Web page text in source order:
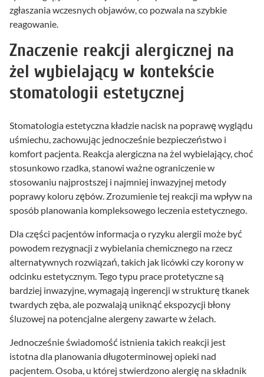
zgłaszania wczesnych objawów, co pozwala na szybkie
reagowanie.
Znaczenie reakcji alergicznej na
żel wybielający w kontekście
stomatologii estetycznej
Stomatologia estetyczna kładzie nacisk na poprawę wyglądu
uśmiechu, zachowując jednocześnie bezpieczeństwo i
komfort pacjenta. Reakcja alergiczna na żel wybielający, choć
stosunkowo rzadka, stanowi ważne ograniczenie w
stosowaniu najprostszej i najmniej inwazyjnej metody
poprawy koloru zębów. Zrozumienie tej reakcji ma wpływ na
sposób planowania kompleksowego leczenia estetycznego.
Dla części pacjentów informacja o ryzyku alergii może być
powodem rezygnacji z wybielania chemicznego na rzecz
alternatywnych rozwiązań, takich jak licówki czy korony w
odcinku estetycznym. Tego typu prace protetyczne są
bardziej inwazyjne, wymagają ingerencji w strukturę tkanek
twardych zęba, ale pozwalają uniknąć ekspozycji błony
śluzowej na potencjalne alergeny zawarte w żelach.
Jednocześnie świadomość istnienia takich reakcji jest
istotna dla planowania długoterminowej opieki nad
pacjentem. Osoba, u której stwierdzono alergię na składnik